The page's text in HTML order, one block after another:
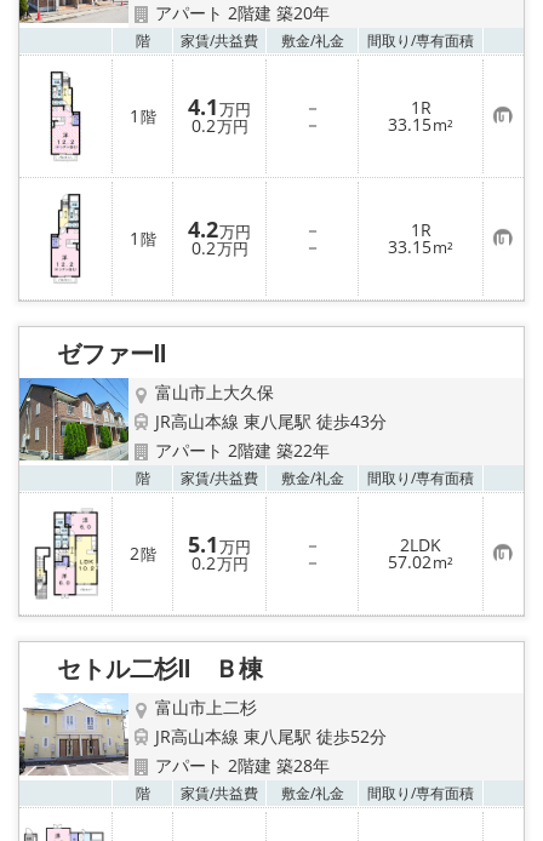
アパート 2階建 築20年
階 家賃/共益費 敷金/礼金 間取り/専有面積
1 階 4.1万円
0.2万円
－
－
1R
33.15m² お
気
に
入
り
登
録
1 階 4.2万円
0.2万円
－
－
1R
33.15m² お
気
に
入
登
ゼファーⅡ
富山市上大久保
JR高山本線 東八尾駅 徒歩43分
アパート 2階建 築22年
階 家賃/共益費 敷金/礼金 間取り/専有面積
2階 5.1万円
0.2万円
－
－
2LDK
57.02m² お
気
に
入
登
セトル二杉Ⅱ Ｂ棟
富山市上二杉
JR高山本線 東八尾駅 徒歩52分
アパート 2階建 築28年
階 家賃/共益費 敷金/礼金 間取り/専有面積